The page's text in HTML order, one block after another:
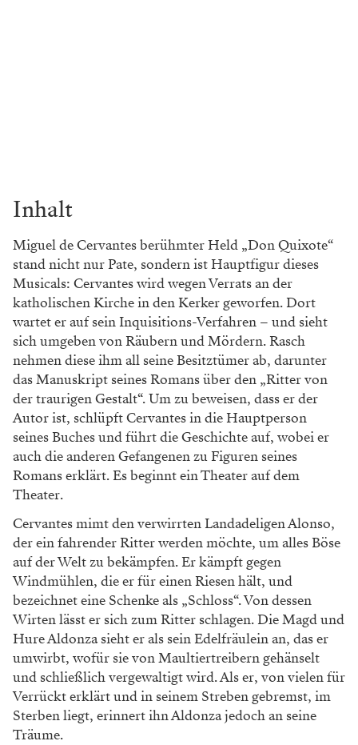
Inhalt
Miguel de Cervantes berühmter Held „Don Quixote“
stand nicht nur Pate, sondern ist Hauptfigur dieses
Musicals: Cervantes wird wegen Verrats an der
katholischen Kirche in den Kerker geworfen. Dort
wartet er auf sein Inquisitions-Verfahren – und sieht
sich umgeben von Räubern und Mördern. Rasch
nehmen diese ihm all seine Besitztümer ab, darunter
das Manuskript seines Romans über den „Ritter von
der traurigen Gestalt“. Um zu beweisen, dass er der
Autor ist, schlüpft Cervantes in die Hauptperson
seines Buches und führt die Geschichte auf, wobei er
auch die anderen Gefangenen zu Figuren seines
Romans erklärt. Es beginnt ein Theater auf dem
Theater.
Cervantes mimt den verwirrten Landadeligen Alonso,
der ein fahrender Ritter werden möchte, um alles Böse
auf der Welt zu bekämpfen. Er kämpft gegen
Windmühlen, die er für einen Riesen hält, und
bezeichnet eine Schenke als „Schloss“. Von dessen
Wirten lässt er sich zum Ritter schlagen. Die Magd und
Hure Aldonza sieht er als sein Edelfräulein an, das er
umwirbt, wofür sie von Maultiertreibern gehänselt
und schließlich vergewaltigt wird. Als er, von vielen für
Verrückt erklärt und in seinem Streben gebremst, im
Sterben liegt, erinnert ihn Aldonza jedoch an seine
Träume.